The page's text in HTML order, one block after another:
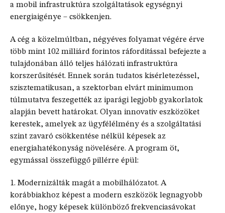
a mobil infrastruktúra szolgáltatások egységnyi
energiaigénye – csökkenjen.
A cég a közelmúltban, négyéves folyamat végére érve
több mint 102 milliárd forintos ráfordítással befejezte a
tulajdonában álló teljes hálózati infrastruktúra
korszerűsítését. Ennek során tudatos kísérletezéssel,
szisztematikusan, a szektorban elvárt minimumon
túlmutatva feszegették az iparági legjobb gyakorlatok
alapján bevett határokat. Olyan innovatív eszközöket
kerestek, amelyek az ügyfélélmény és a szolgáltatási
szint zavaró csökkentése nélkül képesek az
energiahatékonyság növelésére. A program öt,
egymással összefüggő pillérre épül:
1. Modernizálták magát a mobilhálózatot. A
korábbiakhoz képest a modern eszközök legnagyobb
előnye, hogy képesek különböző frekvenciasávokat